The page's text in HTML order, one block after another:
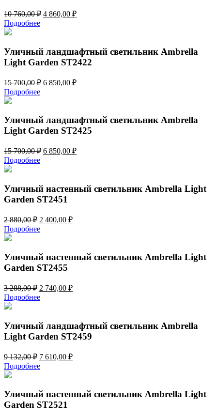
10 760,00₽ Первоначальная
4 860,00 ₽Текущая
Подробнее
Уличный ландшафтный светильник Ambrella
Light Garden ST2422
15 700,00₽ Первоначальная
700,00 ₽.
6 850,00 ₽Текущая
Подробнее
Уличный ландшафтный светильник Ambrella
Light Garden ST2425
15 700,00₽ Первоначальная
6 850,00 ₽Текущая
Подробнее
Уличный настенный светильник Ambrella Light
Garden ST2451
2 880,00₽ Первоначальная
цена
составляла
880,00 ₽.
2 400,00 ₽Текущая
Подробнее
Уличный настенный светильник Ambrella Light
Garden ST2455
3 288,00₽ Первоначальная
цена
составляла
288,00 ₽.
2 740,00 ₽Текущая
Подробнее
Уличный ландшафтный светильник Ambrella
Light Garden ST2459
9 132,00₽ Первоначальная
цена
составляла
132,00 ₽.
7 610,00 ₽Текущая
Подробнее
Уличный настенный светильник Ambrella Light
Garden ST2521